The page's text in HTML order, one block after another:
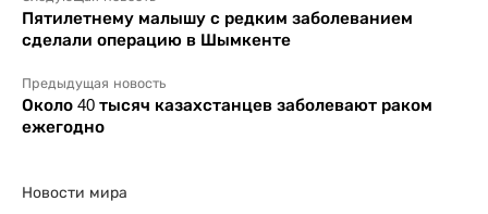
Пятилетнему малышу с редким заболеванием
сделали операцию в Шымкенте
Предыдущая новость
Около 40 тысяч казахстанцев заболевают раком
ежегодно
Новости мира